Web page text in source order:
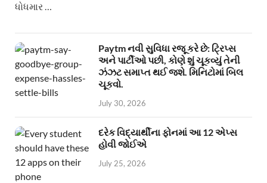
ધોધમાર …
Paytm નવી સુવિધા રજૂ કરે છે: ટ્રિપ્સ
અને પાર્ટીઓ પછી, કોણે શું ચૂકવ્યું તેની
ઝંઝટ સમાપ્ત થઈ જશે. મિનિટોમાં બિલ
ચૂકવો.
July 30, 2026
દરેક વિદ્યાર્થીના ફોનમાં આ 12 એપ્સ
હોવી જોઈએ
July 25, 2026